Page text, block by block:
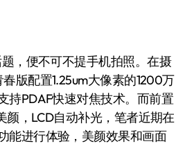
，便不可不提手机拍照。在摄
版配置1.25um大像素的1200万
持PDAF快速对焦技术。而前置
颜，LCD自动补光，笔者近期在
能进行体验，美颜效果和画面